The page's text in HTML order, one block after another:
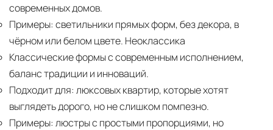
современных домов.
Примеры: светильники прямых форм, без декора, в
чёрном или белом цвете. Неоклассика
Классические формы с современным исполнением,
баланс традиции и инноваций.
Подходит для: люксовых квартир, которые хотят
выглядеть дорого, но не слишком помпезно.
Примеры: люстры с простыми пропорциями, но